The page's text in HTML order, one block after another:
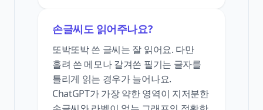
손글씨도 읽어주나요?
또박또박 쓴 글씨는 잘 읽어요. 다만
흘려 쓴 메모나 갈겨쓴 필기는 글자를
틀리게 읽는 경우가 늘어나요.
ChatGPT가 가장 약한 영역이 지저분한